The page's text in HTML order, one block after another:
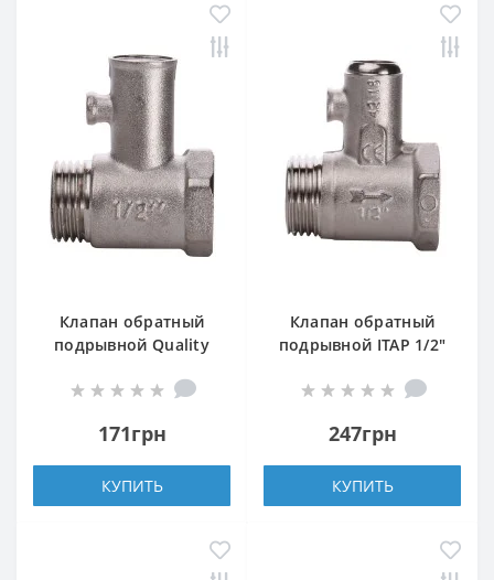
Клапан обратный
подрывной Quality
HT158
171грн
КУПИТЬ
Клапан обратный
подрывной ITAP 1/2″
247грн
КУПИТЬ